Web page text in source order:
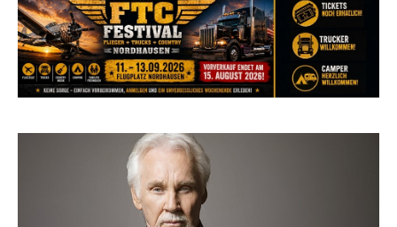
pez veröffentlicht neue Single „Late Night
Talks“ – eine Hymne auf unvergessliche
Sommernächte
Randy Travis veröffentlicht mit „I Don’t Care“
Ben Gallaher kehrt zu seinen Wurzeln zurück –
„Taylor Gold“ zeigt die Kraft der Akustik